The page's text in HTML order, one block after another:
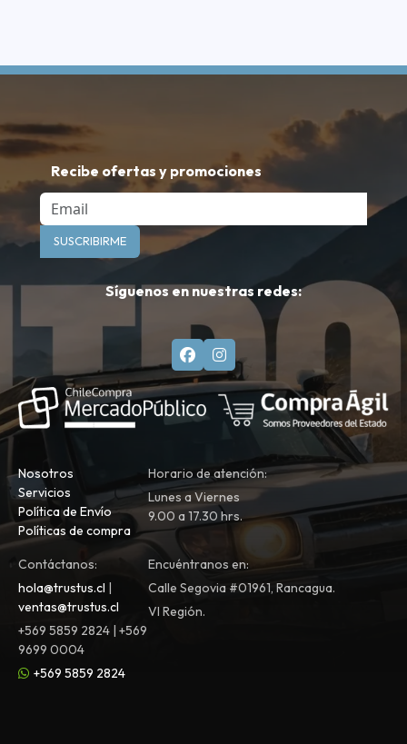
Recibe ofertas y promociones
Email
SUSCRIBIRME
Síguenos en nuestras redes:
Nosotros
Servicios
Política de Envío
Políticas de compra
Horario de atención:
Lunes a Viernes
9.00 a 17.30 hrs.
Contáctanos:
hola@trustus.cl
ventas@trustus.cl
+569 5859 2824 | +569
9699 0004
+569 5859 2824
Encuéntranos en:
Calle Segovia #01961, Rancagua.
VI Región.